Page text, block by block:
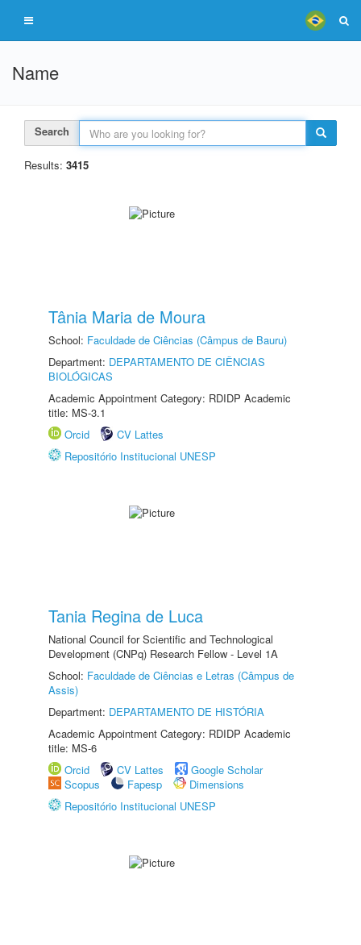
Name
Search
Results: 3415
Tânia Maria de Moura
School: Faculdade de Ciências (Câmpus de Bauru)
Department: DEPARTAMENTO DE CIÊNCIAS
BIOLÓGICAS
Academic Appointment Category: RDIDP Academic
title: MS-3.1
Orcid
CV Lattes
Repositório Institucional UNESP
Tania Regina de Luca
National Council for Scientific and Technological
Development (CNPq) Research Fellow - Level 1A
School: Faculdade de Ciências e Letras (Câmpus de
Assis)
Department: DEPARTAMENTO DE HISTÓRIA
Academic Appointment Category: RDIDP Academic
title: MS-6
Orcid
CV Lattes
Google Scholar
Scopus
Fapesp
Dimensions
Repositório Institucional UNESP